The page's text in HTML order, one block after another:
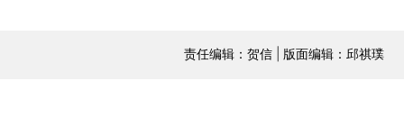
责任编辑：贺信 | 版面编辑：邱祺璞